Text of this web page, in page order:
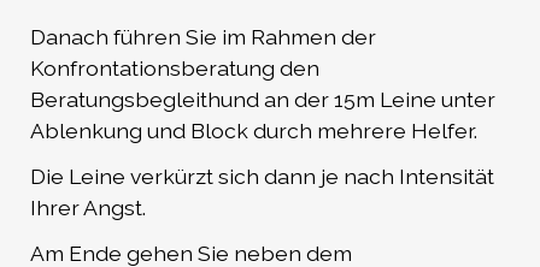
Danach führen Sie im Rahmen der
Konfrontationsberatung den
Beratungsbegleithund an der 15m Leine unter
Ablenkung und Block durch mehrere Helfer.
Die Leine verkürzt sich dann je nach Intensität
Ihrer Angst.
Am Ende gehen Sie neben dem